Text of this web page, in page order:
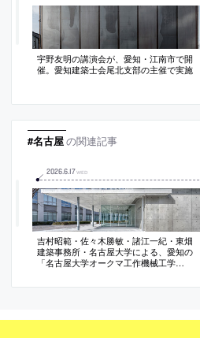
宇野友明の講演会が、愛知・江南市で開
催。愛知建築士会尾北支部の主催で実施
#名古屋の関連記事
2026.6.17 WED
吉村昭範・佐々木勝敏・諸江一紀・東畑
建築事務所・名古屋大学による、愛知の
「名古屋大学オークマ工作機械工学
位置する場所での計画。全体の“広場”であ
けも可能な建築を考案